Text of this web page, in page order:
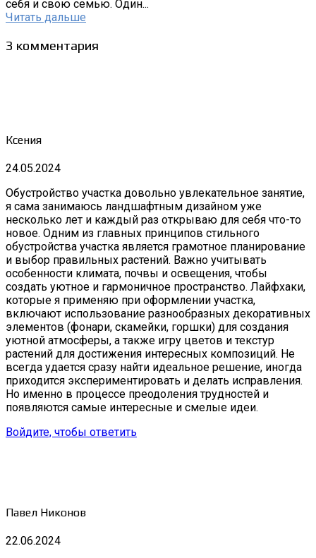
себя и свою семью. Один...
Читать дальше
3 комментария
Ксения
24.05.2024
Обустройство участка довольно увлекательное занятие,
я сама занимаюсь ландшафтным дизайном уже
несколько лет и каждый раз открываю для себя что-то
новое. Одним из главных принципов стильного
обустройства участка является грамотное планирование
и выбор правильных растений. Важно учитывать
особенности климата, почвы и освещения, чтобы
создать уютное и гармоничное пространство. Лайфхаки,
которые я применяю при оформлении участка,
включают использование разнообразных декоративных
элементов (фонари, скамейки, горшки) для создания
уютной атмосферы, а также игру цветов и текстур
растений для достижения интересных композиций. Не
всегда удается сразу найти идеальное решение, иногда
приходится экспериментировать и делать исправления.
Но именно в процессе преодоления трудностей и
появляются самые интересные и смелые идеи.
Войдите, чтобы ответить
Павел Никонов
22.06.2024